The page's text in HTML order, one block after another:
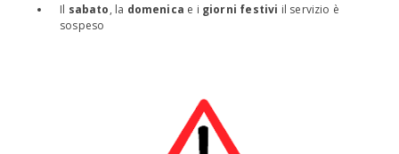
Il sabato, la domenica e i giorni festivi il servizio è
sospeso